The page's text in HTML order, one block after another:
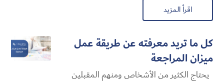
اقرأ المزيد
كل ما تريد معرفته عن طريقة عمل
ميزان المراجعة
يحتاج الكثير من الأشخاص ومنهم المقبلين